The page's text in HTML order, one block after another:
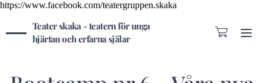
https://www.facebook.com/teatergruppen.skaka
Teater skaka - teatern för unga
hjärtan och erfarna själar